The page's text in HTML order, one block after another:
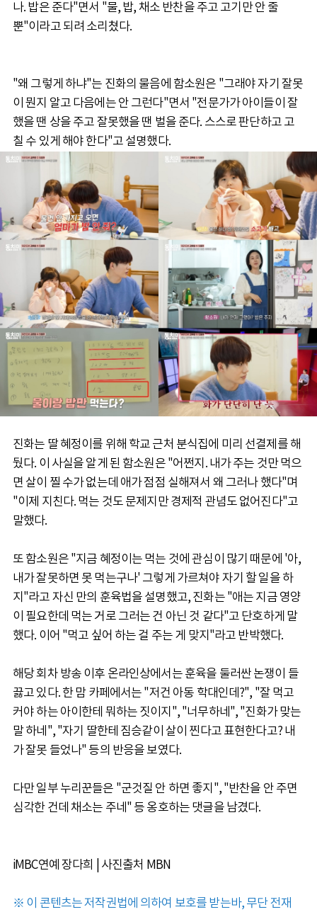
나. 밥은 준다"면서 "물, 밥, 채소 반찬을 주고 고기만 안 줄
뿐"이라고 되려 소리쳤다.
"왜 그렇게 하냐"는 진화의 물음에 함소원은 "그래야 자기 잘못
이 뭔지 알고 다음에는 안 그런다"면서 "전문가가 아이들이 잘
했을 땐 상을 주고 잘못했을 땐 벌을 준다. 스스로 판단하고 고
칠 수 있게 해야 한다"고 설명했다.
진화는 딸 혜정이를 위해 학교 근처 분식집에 미리 선결제를 해
뒀다. 이 사실을 알게 된 함소원은 "어쩐지. 내가 주는 것만 먹으
면 살이 찔 수가 없는데 애가 점점 실해져서 왜 그러나 했다"며
"이제 지친다. 먹는 것도 문제지만 경제적 관념도 없어진다"고
말했다.
또 함소원은 "지금 혜정이는 먹는 것에 관심이 많기 때문에 '아,
내가 잘못하면 못 먹는구나' 그렇게 가르쳐야 자기 할 일을 하
지"라고 자신 만의 훈육법을 설명했고, 진화는 "애는 지금 영양
이 필요한데 먹는 거로 그러는 건 아닌 것 같다"고 단호하게 말
했다. 이어 "먹고 싶어 하는 걸 주는 게 맞지"라고 반박했다.
해당 회차 방송 이후 온라인상에서는 훈육을 둘러싼 논쟁이 들
끓고 있다. 한 맘 카페에서는 "저건 아동 학대인데?", "잘 먹고
커야 하는 아이한테 뭐하는 짓이지", "너무하네", "진화가 맞는
말 하네", "자기 딸한테 짐승같이 살이 찐다고 표현한다고? 내
가 잘못 들었나" 등의 반응을 보였다.
다만 일부 누리꾼들은 "군것질 안 하면 좋지", "반찬을 안 주면
심각한 건데 채소는 주네" 등 옹호하는 댓글을 남겼다.
iMBC연예 장다희 | 사진출처 MBN
※ 이 콘텐츠는 저작권법에 의하여 보호를 받는바, 무단 전재